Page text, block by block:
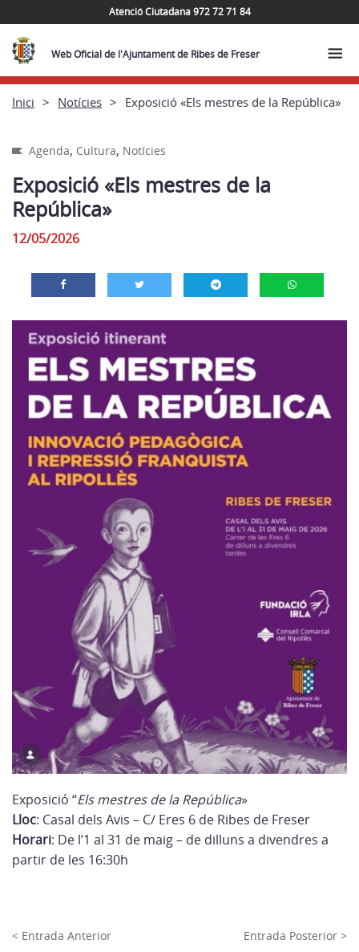
Atenció Ciutadana 972 72 71 84
Web Oficial de l'Ajuntament de Ribes de Freser
Inici Notícies Exposició «Els mestres de la República»
Agenda, Cultura, Notícies
Exposició «Els mestres de la
República»
12/05/2026
Exposició “Els mestres de la República»
Lloc: Casal dels Avis – C/ Eres 6 de Ribes de Freser
Horari: De l’1 al 31 de maig – de dilluns a divendres a
partir de les 16:30h
< Entrada Anterior Entrada Posterior >